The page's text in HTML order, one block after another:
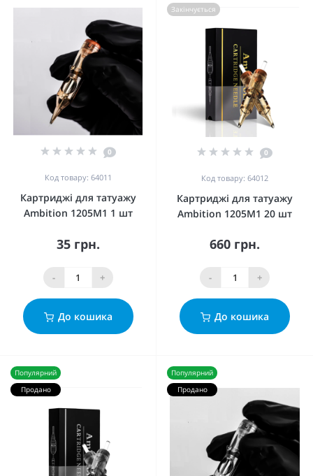
0
Код товару: 64011
Картриджі для татуажу
Ambition 1205M1 1 шт
35 грн.
- +
До кошика
Закінчується
0
Код товару: 64012
Картриджі для татуажу
Ambition 1205M1 20 шт
660 грн.
- +
До кошика
Популярний
Продано
Популярний
Продано